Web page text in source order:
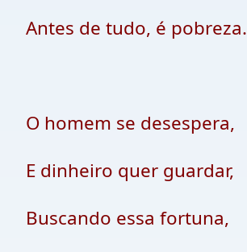
Antes de tudo, é pobreza.
O homem se desespera,
E dinheiro quer guardar,
Buscando essa fortuna,